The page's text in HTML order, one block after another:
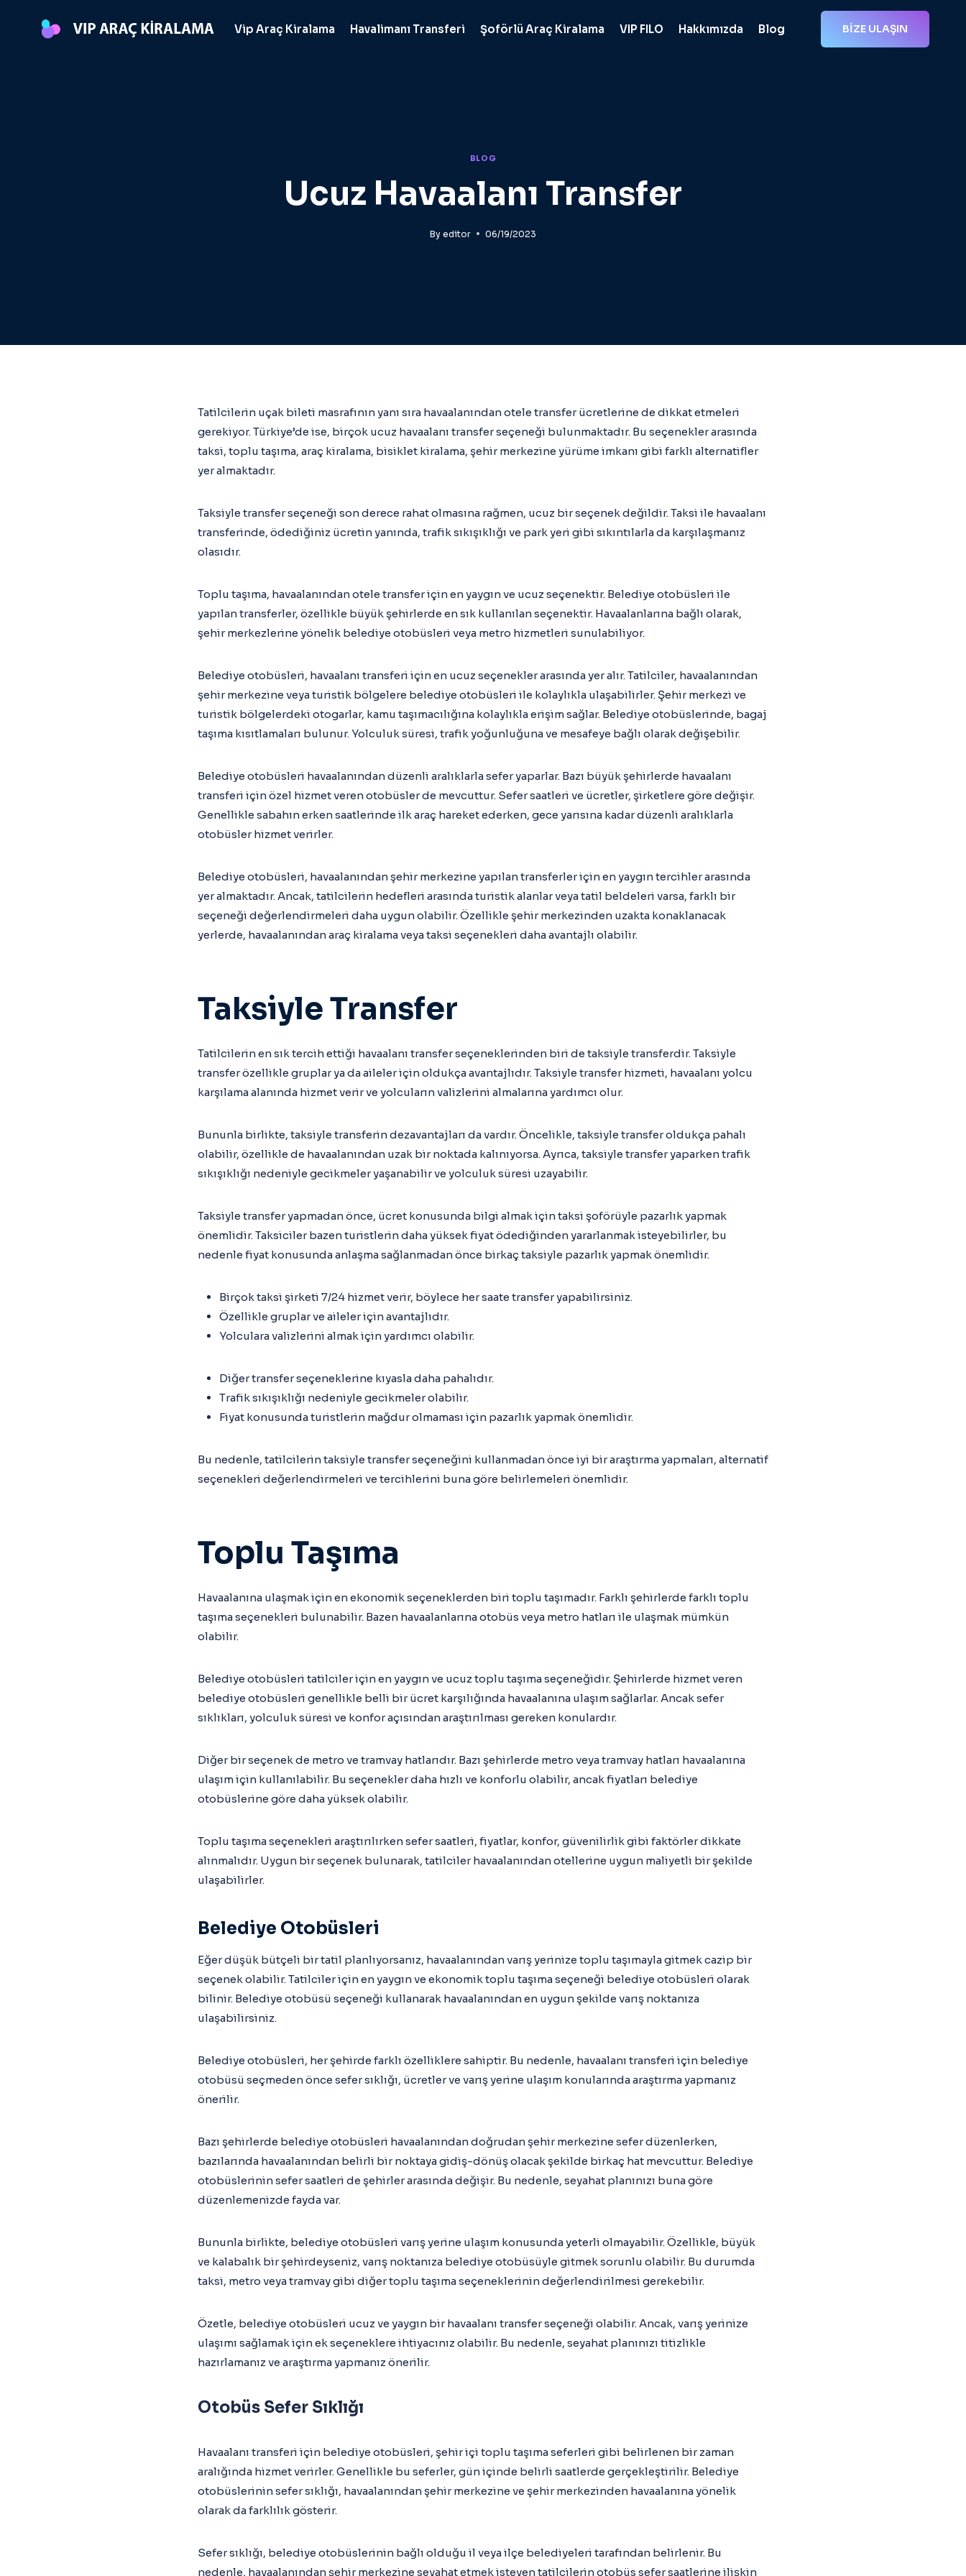
Vip Araç Kiralama Havalimanı Transferi Şoförlü Araç Kiralama VIP FILO Hakkımızda Blog BİZE ULAŞIN
BLOG
Ucuz Havaalanı Transfer
By editor 06/19/2023
Tatilcilerin uçak bileti masrafının yanı sıra havaalanından otele transfer ücretlerine de dikkat etmeleri
gerekiyor. Türkiye’de ise, birçok ucuz havaalanı transfer seçeneği bulunmaktadır. Bu seçenekler arasında
taksi, toplu taşıma, araç kiralama, bisiklet kiralama, şehir merkezine yürüme imkanı gibi farklı alternatifler
yer almaktadır.
Taksiyle transfer seçeneği son derece rahat olmasına rağmen, ucuz bir seçenek değildir. Taksi ile havaalanı
transferinde, ödediğiniz ücretin yanında, trafik sıkışıklığı ve park yeri gibi sıkıntılarla da karşılaşmanız
olasıdır.
Toplu taşıma, havaalanından otele transfer için en yaygın ve ucuz seçenektir. Belediye otobüsleri ile
yapılan transferler, özellikle büyük şehirlerde en sık kullanılan seçenektir. Havaalanlarına bağlı olarak,
şehir merkezlerine yönelik belediye otobüsleri veya metro hizmetleri sunulabiliyor.
Belediye otobüsleri, havaalanı transferi için en ucuz seçenekler arasında yer alır. Tatilciler, havaalanından
şehir merkezine veya turistik bölgelere belediye otobüsleri ile kolaylıkla ulaşabilirler. Şehir merkezi ve
turistik bölgelerdeki otogarlar, kamu taşımacılığına kolaylıkla erişim sağlar. Belediye otobüslerinde, bagaj
taşıma kısıtlamaları bulunur. Yolculuk süresi, trafik yoğunluğuna ve mesafeye bağlı olarak değişebilir.
Belediye otobüsleri havaalanından düzenli aralıklarla sefer yaparlar. Bazı büyük şehirlerde havaalanı
transferi için özel hizmet veren otobüsler de mevcuttur. Sefer saatleri ve ücretler, şirketlere göre değişir.
Genellikle sabahın erken saatlerinde ilk araç hareket ederken, gece yarısına kadar düzenli aralıklarla
otobüsler hizmet verirler.
Belediye otobüsleri, havaalanından şehir merkezine yapılan transferler için en yaygın tercihler arasında
yer almaktadır. Ancak, tatilcilerin hedefleri arasında turistik alanlar veya tatil beldeleri varsa, farklı bir
seçeneği değerlendirmeleri daha uygun olabilir. Özellikle şehir merkezinden uzakta konaklanacak
yerlerde, havaalanından araç kiralama veya taksi seçenekleri daha avantajlı olabilir.
Taksiyle Transfer
Tatilcilerin en sık tercih ettiği havaalanı transfer seçeneklerinden biri de taksiyle transferdir. Taksiyle
transfer özellikle gruplar ya da aileler için oldukça avantajlıdır. Taksiyle transfer hizmeti, havaalanı yolcu
karşılama alanında hizmet verir ve yolcuların valizlerini almalarına yardımcı olur.
Bununla birlikte, taksiyle transferin dezavantajları da vardır. Öncelikle, taksiyle transfer oldukça pahalı
olabilir, özellikle de havaalanından uzak bir noktada kalınıyorsa. Ayrıca, taksiyle transfer yaparken trafik
sıkışıklığı nedeniyle gecikmeler yaşanabilir ve yolculuk süresi uzayabilir.
Taksiyle transfer yapmadan önce, ücret konusunda bilgi almak için taksi şoförüyle pazarlık yapmak
önemlidir. Taksiciler bazen turistlerin daha yüksek fiyat ödediğinden yararlanmak isteyebilirler, bu
nedenle fiyat konusunda anlaşma sağlanmadan önce birkaç taksiyle pazarlık yapmak önemlidir.
Birçok taksi şirketi 7/24 hizmet verir, böylece her saate transfer yapabilirsiniz.
Özellikle gruplar ve aileler için avantajlıdır.
Yolculara valizlerini almak için yardımcı olabilir.
Diğer transfer seçeneklerine kıyasla daha pahalıdır.
Trafik sıkışıklığı nedeniyle gecikmeler olabilir.
Fiyat konusunda turistlerin mağdur olmaması için pazarlık yapmak önemlidir.
Bu nedenle, tatilcilerin taksiyle transfer seçeneğini kullanmadan önce iyi bir araştırma yapmaları, alternatif
seçenekleri değerlendirmeleri ve tercihlerini buna göre belirlemeleri önemlidir.
Toplu Taşıma
Havaalanına ulaşmak için en ekonomik seçeneklerden biri toplu taşımadır. Farklı şehirlerde farklı toplu
taşıma seçenekleri bulunabilir. Bazen havaalanlarına otobüs veya metro hatları ile ulaşmak mümkün
olabilir.
Belediye otobüsleri tatilciler için en yaygın ve ucuz toplu taşıma seçeneğidir. Şehirlerde hizmet veren
belediye otobüsleri genellikle belli bir ücret karşılığında havaalanına ulaşım sağlarlar. Ancak sefer
sıklıkları, yolculuk süresi ve konfor açısından araştırılması gereken konulardır.
Diğer bir seçenek de metro ve tramvay hatlarıdır. Bazı şehirlerde metro veya tramvay hatları havaalanına
ulaşım için kullanılabilir. Bu seçenekler daha hızlı ve konforlu olabilir, ancak fiyatları belediye
otobüslerine göre daha yüksek olabilir.
Toplu taşıma seçenekleri araştırılırken sefer saatleri, fiyatlar, konfor, güvenilirlik gibi faktörler dikkate
alınmalıdır. Uygun bir seçenek bulunarak, tatilciler havaalanından otellerine uygun maliyetli bir şekilde
ulaşabilirler.
Belediye Otobüsleri
Eğer düşük bütçeli bir tatil planlıyorsanız, havaalanından varış yerinize toplu taşımayla gitmek cazip bir
seçenek olabilir. Tatilciler için en yaygın ve ekonomik toplu taşıma seçeneği belediye otobüsleri olarak
bilinir. Belediye otobüsü seçeneği kullanarak havaalanından en uygun şekilde varış noktanıza
ulaşabilirsiniz.
Belediye otobüsleri, her şehirde farklı özelliklere sahiptir. Bu nedenle, havaalanı transferi için belediye
otobüsü seçmeden önce sefer sıklığı, ücretler ve varış yerine ulaşım konularında araştırma yapmanız
önerilir.
Bazı şehirlerde belediye otobüsleri havaalanından doğrudan şehir merkezine sefer düzenlerken,
bazılarında havaalanından belirli bir noktaya gidiş-dönüş olacak şekilde birkaç hat mevcuttur. Belediye
otobüslerinin sefer saatleri de şehirler arasında değişir. Bu nedenle, seyahat planınızı buna göre
düzenlemenizde fayda var.
Bununla birlikte, belediye otobüsleri varış yerine ulaşım konusunda yeterli olmayabilir. Özellikle, büyük
ve kalabalık bir şehirdeyseniz, varış noktanıza belediye otobüsüyle gitmek sorunlu olabilir. Bu durumda
taksi, metro veya tramvay gibi diğer toplu taşıma seçeneklerinin değerlendirilmesi gerekebilir.
Özetle, belediye otobüsleri ucuz ve yaygın bir havaalanı transfer seçeneği olabilir. Ancak, varış yerinize
ulaşımı sağlamak için ek seçeneklere ihtiyacınız olabilir. Bu nedenle, seyahat planınızı titizlikle
hazırlamanız ve araştırma yapmanız önerilir.
Otobüs Sefer Sıklığı
Havaalanı transferi için belediye otobüsleri, şehir içi toplu taşıma seferleri gibi belirlenen bir zaman
aralığında hizmet verirler. Genellikle bu seferler, gün içinde belirli saatlerde gerçekleştirilir. Belediye
otobüslerinin sefer sıklığı, havaalanından şehir merkezine ve şehir merkezinden havaalanına yönelik
olarak da farklılık gösterir.
Sefer sıklığı, belediye otobüslerinin bağlı olduğu il veya ilçe belediyeleri tarafından belirlenir. Bu
nedenle, havaalanından şehir merkezine seyahat etmek isteyen tatilcilerin otobüs sefer saatlerine ilişkin